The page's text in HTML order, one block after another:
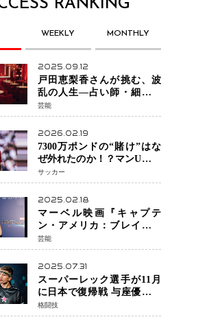
RANKING
WEEKLY MONTHLY
2025.09.12
戸田恵梨香さんが挑む、波
乱の人生―占い師・細木数
子をNetflixで実写化
芸能
2026.02.19
7300万ポンドの“賭け”はな
ぜ外れたのか！？マンU、サ
ンチョをフリー放出
へ・・・補強戦略の転換点
に
サッカー
2025.02.18
マーベル映画『キャプテ
ン・アメリカ：ブレイブ・
ニュー・ワールド』 新ブラ
ック・ウィドウ役のシラ・
ハースとは！？
芸能
2025.07.31
スーパーレック選手が11月
に日本で復帰戦 与座優貴選
手との激突に「すべての技
術を見せたい」
格闘技